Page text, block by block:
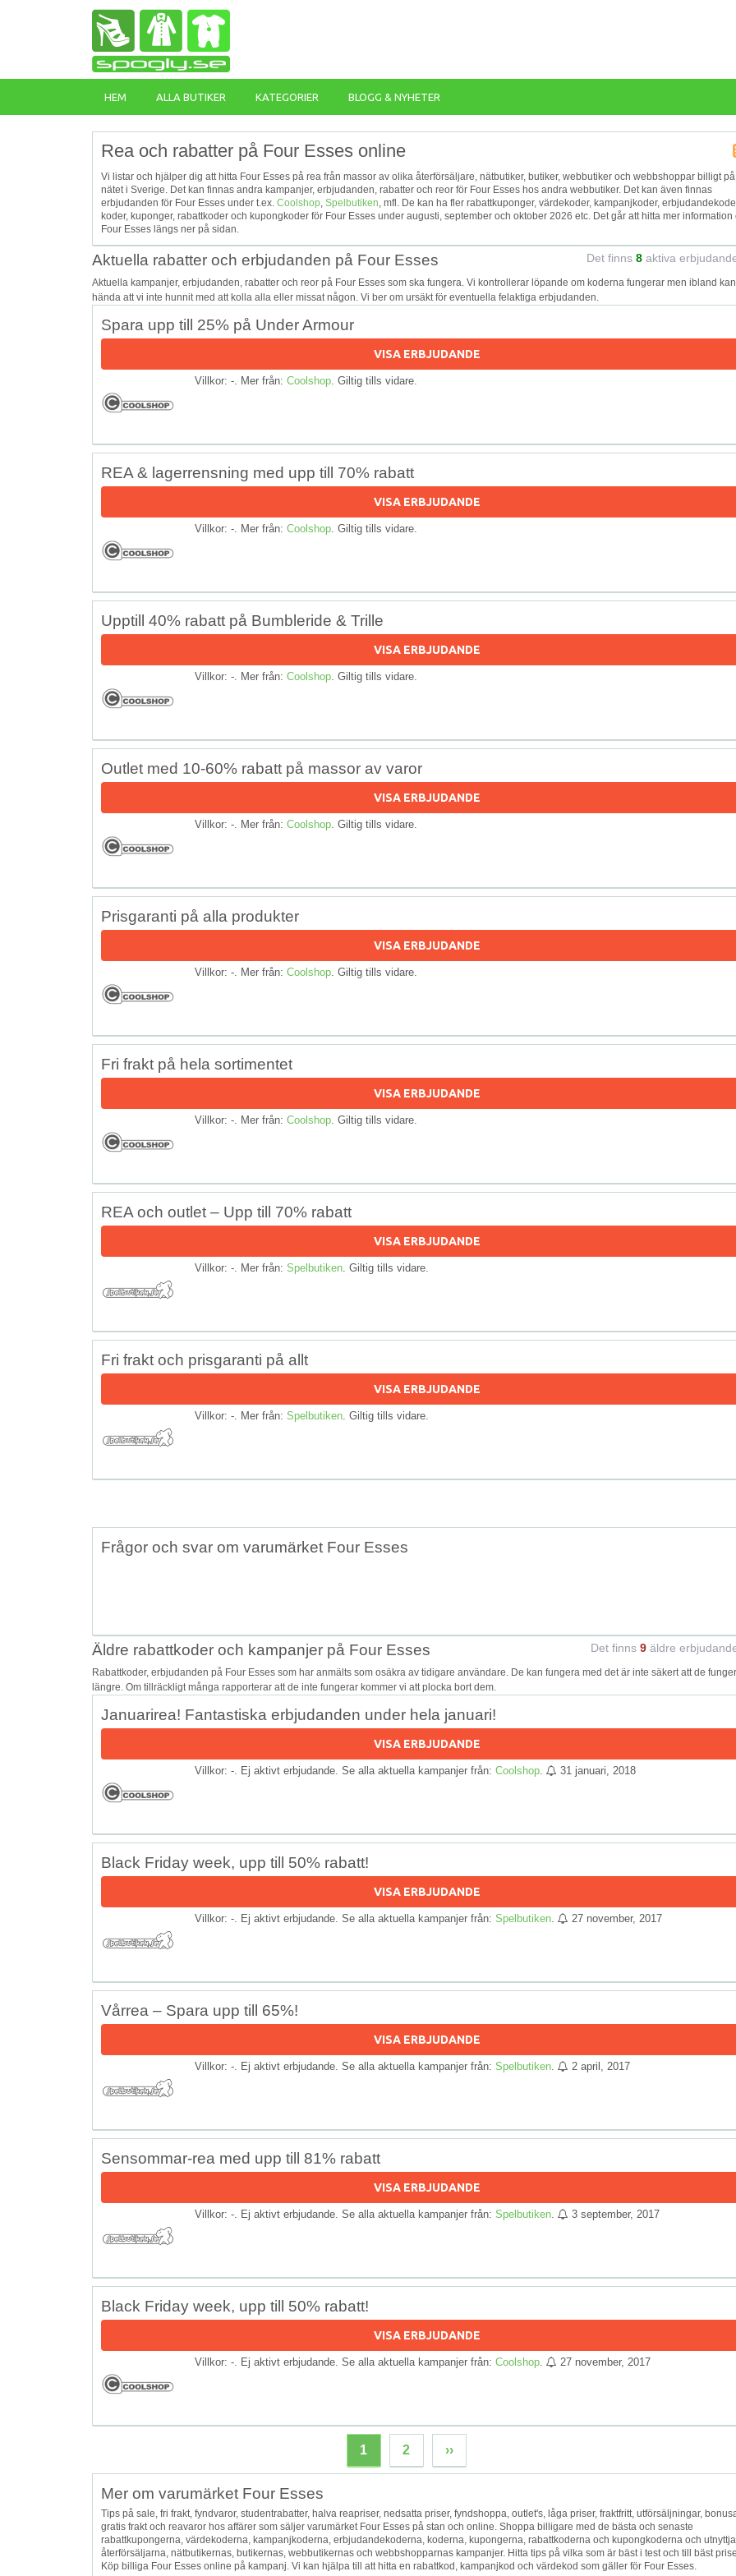
HEM ALLA BUTIKER KATEGORIER BLOGG & NYHETER
Rea och rabatter på Four Esses online
Vi listar och hjälper dig att hitta Four Esses på rea från massor av olika återförsäljare, nätbutiker, butiker, webbutiker och webbshoppar billigt på
nätet i Sverige. Det kan finnas andra kampanjer, erbjudanden, rabatter och reor för Four Esses hos andra webbutiker. Det kan även finnas
erbjudanden för Four Esses under t.ex. Coolshop, Spelbutiken, mfl. De kan ha fler rabattkuponger, värdekoder, kampanjkoder,
koder, kuponger, rabattkoder och kupongkoder för Four Esses under augusti, september och oktober 2026 etc. Det går att hitta mer information
Four Esses längs ner på sidan.
Aktuella rabatter och erbjudanden på Four Esses Det finns 8 aktiva
Aktuella kampanjer, erbjudanden, rabatter och reor på Four Esses som ska fungera. Vi kontrollerar löpande om koderna fungerar men ibland
hända att vi inte hunnit med att kolla alla eller missat någon. Vi ber om ursäkt för eventuella felaktiga erbjudanden.
Spara upp till 25% på Under Armour
VISA ERBJUDANDE
Villkor: -. Mer från: Coolshop . Giltig tills vidare.
REA & lagerrensning med upp till 70% rabatt
VISA ERBJUDANDE
Villkor: -. Mer från: Coolshop . Giltig tills vidare.
Upptill 40% rabatt på Bumbleride & Trille
VISA ERBJUDANDE
Villkor: -. Mer från: Coolshop . Giltig tills vidare.
Outlet med 10-60% rabatt på massor av varor
VISA ERBJUDANDE
Villkor: -. Mer från: Coolshop . Giltig tills vidare.
Prisgaranti på alla produkter
VISA ERBJUDANDE
Villkor: -. Mer från: Coolshop . Giltig tills vidare.
Fri frakt på hela sortimentet
VISA ERBJUDANDE
Villkor: -. Mer från: Coolshop . Giltig tills vidare.
REA och outlet – Upp till 70% rabatt
VISA ERBJUDANDE
Villkor: -. Mer från: Spelbutiken . Giltig tills vidare.
Fri frakt och prisgaranti på allt
VISA ERBJUDANDE
Villkor: -. Mer från: Spelbutiken . Giltig tills vidare.
Frågor och svar om varumärket Four Esses
Äldre rabattkoder och kampanjer på Four Esses Det finns 9 äldre
Rabattkoder, erbjudanden på Four Esses som har anmälts som osäkra av tidigare användare. De kan fungera med det är inte säkert att de
längre. Om tillräckligt många rapporterar att de inte fungerar kommer vi att plocka bort dem.
Januarirea! Fantastiska erbjudanden under hela januari!
VISA ERBJUDANDE
Villkor: -. Ej aktivt erbjudande. Se alla aktuella kampanjer från: Coolshop 31 januari, 2018
Black Friday week, upp till 50% rabatt!
VISA ERBJUDANDE
Villkor: -. Ej aktivt erbjudande. Se alla aktuella kampanjer från: Spelbutiken 27 november, 2017
Vårrea – Spara upp till 65%!
VISA ERBJUDANDE
Villkor: -. Ej aktivt erbjudande. Se alla aktuella kampanjer från: Spelbutiken 2 april, 2017
Sensommar-rea med upp till 81% rabatt
VISA ERBJUDANDE
Villkor: -. Ej aktivt erbjudande. Se alla aktuella kampanjer från: Spelbutiken 3 september, 2017
Black Friday week, upp till 50% rabatt!
VISA ERBJUDANDE
Villkor: -. Ej aktivt erbjudande. Se alla aktuella kampanjer från: Coolshop 27 november, 2017
1 2 ››
Mer om varumärket Four Esses
Tips på sale, fri frakt, fyndvaror, studentrabatter, halva reapriser, nedsatta priser, fyndshoppa, outlet's, låga priser, fraktfritt, utförsäljningar,
gratis frakt och reavaror hos affärer som säljer varumärket Four Esses på stan och online. Shoppa billigare med de bästa och senaste
rabattkupongerna, värdekoderna, kampanjkoderna, erbjudandekoderna, koderna, kupongerna, rabattkoderna och kupongkoderna och utnyttja
återförsäljarna, nätbutikernas, butikernas, webbutikernas och webbshopparnas kampanjer. Hitta tips på vilka som är bäst i test och till bäst
Köp billiga Four Esses online på kampanj. Vi kan hjälpa till att hitta en rabattkod, kampanjkod och värdekod som gäller för Four Esses.